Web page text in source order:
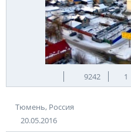
9242 1
Тюмень, Россия
20.05.2016